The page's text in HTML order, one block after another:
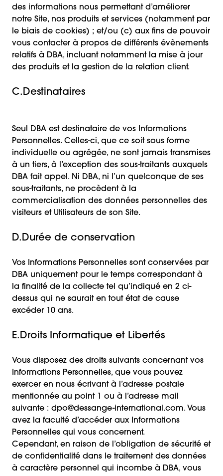
des informations nous permettant d’améliorer
notre Site, nos produits et services (notamment par
le biais de cookies) ; et/ou (c) aux fins de pouvoir
vous contacter à propos de différents évènements
relatifs à DBA, incluant notamment la mise à jour
des produits et la gestion de la relation client.
C.Destinataires
Seul DBA est destinataire de vos Informations
Personnelles. Celles-ci, que ce soit sous forme
individuelle ou agrégée, ne sont jamais transmises
à un tiers, à l’exception des sous-traitants auxquels
DBA fait appel. Ni DBA, ni l’un quelconque de ses
sous-traitants, ne procèdent à la
commercialisation des données personnelles des
visiteurs et Utilisateurs de son Site.
D.Durée de conservation
Vos Informations Personnelles sont conservées par
DBA uniquement pour le temps correspondant à
la finalité de la collecte tel qu’indiqué en 2 ci-
dessus qui ne saurait en tout état de cause
excéder 10 ans.
E.Droits Informatique et Libertés
Vous disposez des droits suivants concernant vos
Informations Personnelles, que vous pouvez
exercer en nous écrivant à l’adresse postale
mentionnée au point 1 ou à l’adresse mail
suivante : dpo@dessange-international.com. Vous
avez la faculté d’accéder aux Informations
Personnelles qui vous concernent.
Cependant, en raison de l’obligation de sécurité et
de confidentialité dans le traitement des données
à caractère personnel qui incombe à DBA, vous